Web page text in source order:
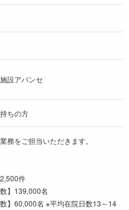
設アバンセ
ちの方
務をご担当いただきます。
件
】139,000名
数】60,000名 ※平均在院日数13～14